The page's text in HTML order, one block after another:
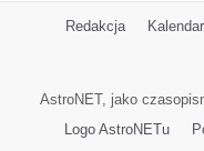
Redakcja
AstroNET, jako
Logo AstroNETu